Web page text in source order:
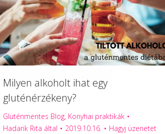
Milyen alkoholt ihat egy
gluténérzékeny?
Gluténmentes Blog, Konyhai praktikák
Hadarik Rita által 2019.10.16. Hagyj üzenetet